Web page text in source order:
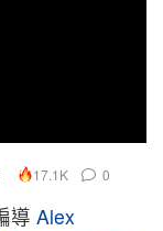
17.1K 0
導 Alex